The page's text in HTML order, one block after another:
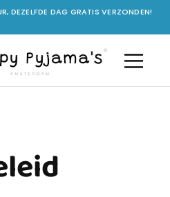
DEZELFDE DAG GRATIS VERZONDEN!